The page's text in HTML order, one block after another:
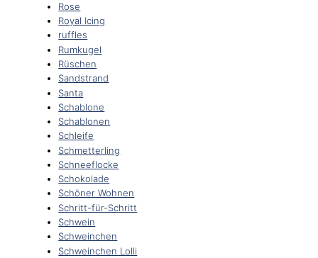
Rose
Royal Icing
ruffles
Rumkugel
Rüschen
Sandstrand
Santa
Schablone
Schablonen
Schleife
Schmetterling
Schneeflocke
Schokolade
Schöner Wohnen
Schritt-für-Schritt
Schwein
Schweinchen
Schweinchen Lolli